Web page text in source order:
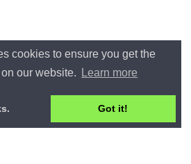
cookies to ensure you get the
our website.
Learn more
Got it!